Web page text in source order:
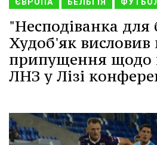
"Несподіванка для
Худоб'як висловив
припущення щодо
ЛНЗ у Лізі